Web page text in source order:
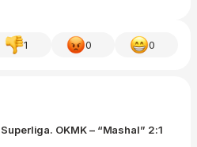
1 0 0
Superliga. OKMK – “Mashal” 2:1